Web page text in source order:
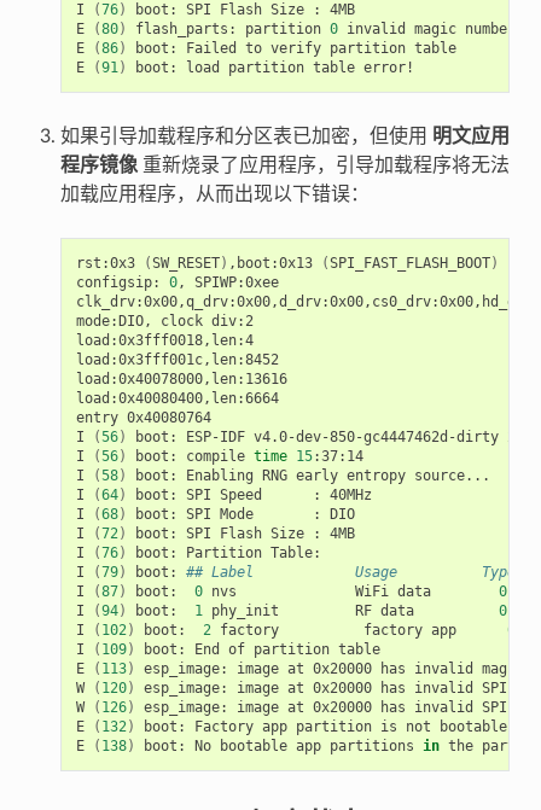
I
(76) boot: SPI Flash Size :
4MB
E
(80) flash_parts: partition 0 invalid magic number
E
(86) boot: Failed to verify partition table
E
(91) boot: load partition table
如果引导加载程序和分区表已加密，但使用 明文应用
程序镜像重新烧录了应用程序，引导加载程序将无法
加载应用程序，从而出现以下错误：
rst:0x3 (SW_RESET) ,boot:0x13 (SPI_FAST_FLASH_BOOT)
configsip:
0,
SPIWP:0xee
mode:DIO,
clock div:2
load:0x3fff0018,len:4
load:0x3fff001c,len:8452
load:0x40078000,len:13616
load:0x40080400,len:6664
entry 0x40080764
I
(56) boot: ESP-IDF v4.0-dev-850-gc4447462d-dirty
I
(56) boot: compile time 15:37:14
I
(58) boot: Enabling RNG early entropy source...
I
(64) boot: SPI Speed :
40MHz
I
(68) boot: SPI Mode :
DIO
I
(72) boot: SPI Flash Size :
4MB
I
(76) boot: Partition Table:
I
(79) boot:
## Label            Usage          Type ST
I
(87) boot: 0 nvs WiFi data 01
I
(94) boot: 1 phy_init RF data 01
I
( 102) boot: 2 factory factory app 00
I
( 109) boot: End of partition table
E
( 113) esp_image: image at 0x20000 has invalid magic
W
( 120) esp_image: image at 0x20000 has invalid SPI
W
( 126) esp_image: image at 0x20000 has invalid SPI
E
( 132) boot: Factory app partition is not
bootable
E
( 138) boot: No bootable app partitions in the